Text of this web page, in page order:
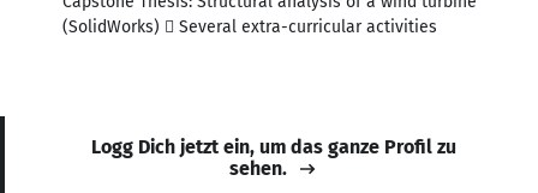
(SolidWorks)  Several extra-curricular activities
Logg Dich jetzt ein, um das ganze Profil zu
sehen.